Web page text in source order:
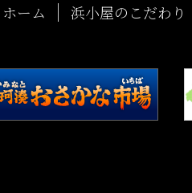
ホーム 浜小屋のこだわり